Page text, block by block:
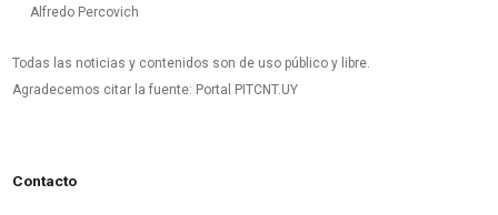
Alfredo Percovich
Todas las noticias y contenidos son de uso público y libre.
Agradecemos citar la fuente: Portal PITCNT.UY
Contacto